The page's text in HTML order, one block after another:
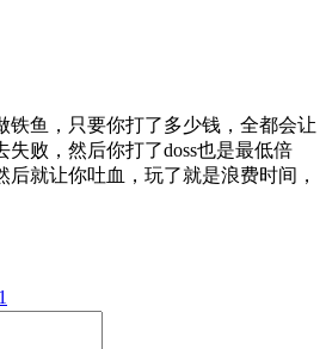
铁鱼，只要你打了多少钱，全都会让
败，然后你打了doss也是最低倍
就让你吐血，玩了就是浪费时间，